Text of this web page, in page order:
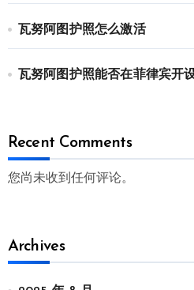
瓦努阿图护照怎么激活
瓦努阿图护照能否在菲律宾开
Recent Comments
您尚未收到任何评论。
Archives